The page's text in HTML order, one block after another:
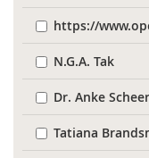
https://
N.G.A. Tak
Dr. Anke
Tatiana